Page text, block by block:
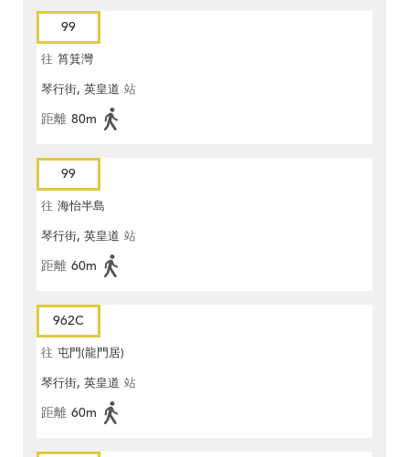
99
往 筲箕灣
琴行街, 英皇道 站
距離 80m
99
往 海怡半島
琴行街, 英皇道 站
距離 60m
962C
往 屯門(龍門居)
琴行街, 英皇道 站
距離 60m